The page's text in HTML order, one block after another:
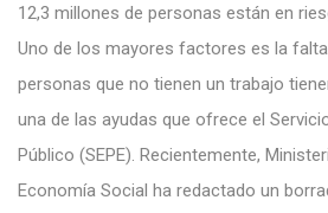
12,3 millones de personas están en
Uno de los mayores factores es la
personas que no tienen un trabajo
una de las ayudas que ofrece el
Público (SEPE). Recientemente,
Economía Social ha redactado un